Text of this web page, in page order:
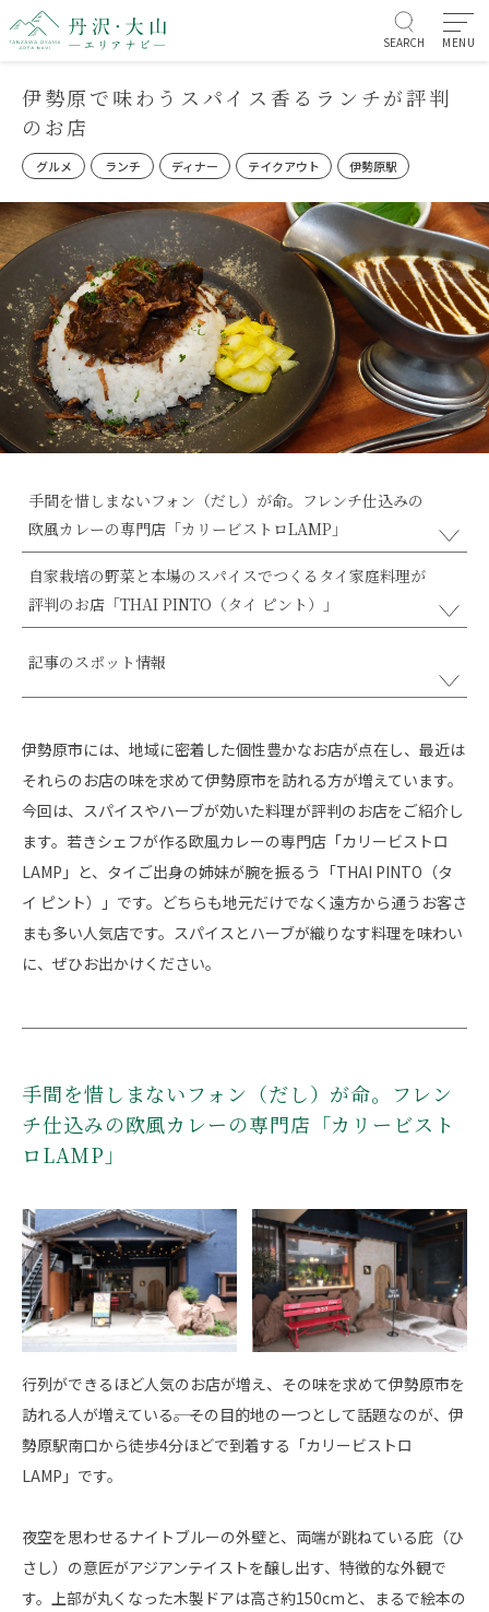
SEARCH MENU
伊勢原で味わうスパイス香るランチが評判
のお店
グルメ ランチ ディナー テイクアウト 伊勢原駅
手間を惜しまないフォン（だし）が命。フレンチ仕込みの
欧風カレーの専門店「カリービストロLAMP」
自家栽培の野菜と本場のスパイスでつくるタイ家庭料理が
評判のお店「THAI PINTO（タイ ピント）」
記事のスポット情報
伊勢原市には、地域に密着した個性豊かなお店が点在し、最近は
それらのお店の味を求めて伊勢原市を訪れる方が増えています。
今回は、スパイスやハーブが効いた料理が評判のお店をご紹介し
ます。若きシェフが作る欧風カレーの専門店「カリービストロ
LAMP」と、タイご出身の姉妹が腕を振るう「THAI PINTO（タ
イ ピント）」です。どちらも地元だけでなく遠方から通うお客さ
まも多い人気店です。スパイスとハーブが織りなす料理を味わい
に、ぜひお出かけください。
手間を惜しまないフォン（だし）が命。フレン
チ仕込みの欧風カレーの専門店「カリービスト
ロLAMP」
行列ができるほど人気のお店が増え、その味を求めて伊勢原市を
訪れる人が増えている――。その目的地の一つとして話題なのが、伊
勢原駅南口から徒歩4分ほどで到着する「カリービストロ
LAMP」です。
夜空を思わせるナイトブルーの外壁と、両端が跳ねている庇（ひ
さし）の意匠がアジアンテイストを醸し出す、特徴的な外観で
す。上部が丸くなった木製ドアは高さ約150cmと、まるで絵本の